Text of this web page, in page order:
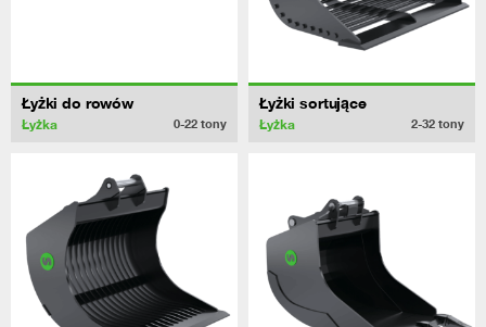
Łyżki do rowów
Łyżka 0-22 tony
Łyżki sortujące
Łyżka 2-32 tony